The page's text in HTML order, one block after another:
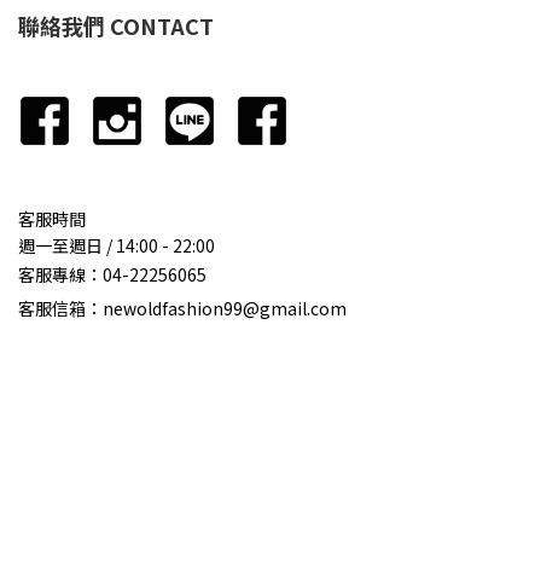
聯絡我們 CONTACT
客服時間
週一至週日 / 14:00 - 22:00
客服專線： 04-22256065
客服信箱：newoldfashion99@gmail.com